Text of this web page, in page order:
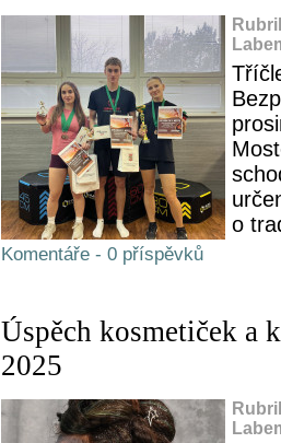
o
Komentáře - 0 příspěvků
Úspěch kosmetiček a
2025